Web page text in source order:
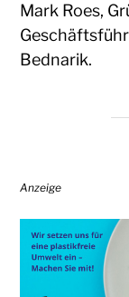
Mark Roes,
Bednarik.
Anzeige